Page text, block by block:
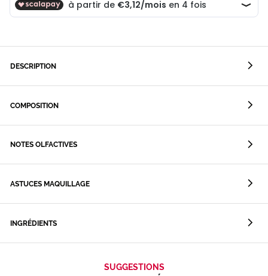
DESCRIPTION
COMPOSITION
NOTES OLFACTIVES
ASTUCES MAQUILLAGE
INGRÉDIENTS
SUGGESTIONS